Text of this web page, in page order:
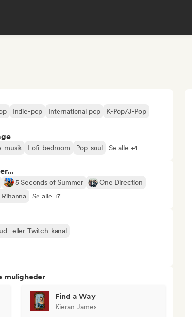
Indie-pop International pop
K-Pop/J-Pop
musik Lofi-bedroom Pop-soul Se alle +4
5 Seconds of Summer
One Direction
Rihanna Se alle +7
eller Twitch-kanal
muligheder
Find a Way
Kieran James